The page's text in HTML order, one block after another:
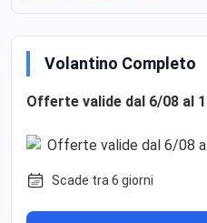
Volantino Completo
Offerte valide dal 6/08 al
Scade tra 6 giorni